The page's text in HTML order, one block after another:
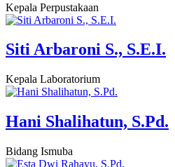
Kepala Perpustakaan
Siti Arbaroni S., S.E.I.
Kepala Laboratorium
Hani Shalihatun, S.Pd.
Bidang Ismuba